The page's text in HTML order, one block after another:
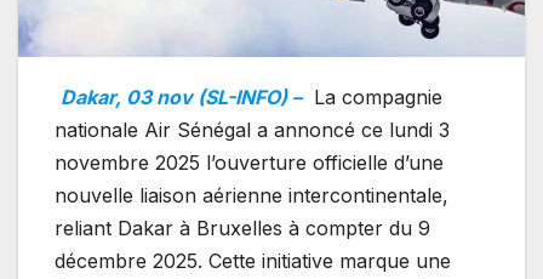
Dakar, 03 nov (SL-INFO) – La compagnie
nationale Air Sénégal a annoncé ce lundi 3
novembre 2025 l’ouverture officielle d’une
nouvelle liaison aérienne intercontinentale,
reliant Dakar à Bruxelles à compter du 9
décembre 2025. Cette initiative marque une